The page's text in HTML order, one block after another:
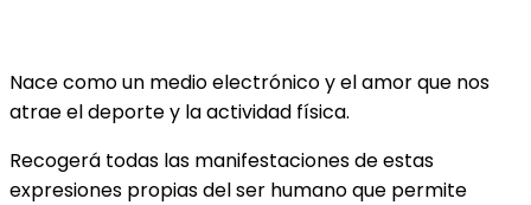
Nace como un medio electrónico y el amor que nos
atrae el deporte y la actividad física.
Recogerá todas las manifestaciones de estas
expresiones propias del ser humano que permite